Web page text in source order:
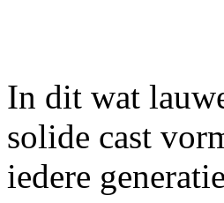
In dit wat
solide cast
iedere